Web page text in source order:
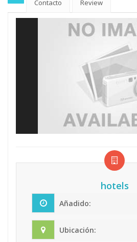
Contacto Review
hotels
Añadido:
Ubicación: